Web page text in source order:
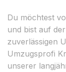
Du möchtest
und bist auf
zuverlässigen
Umzugsprofi
unserer